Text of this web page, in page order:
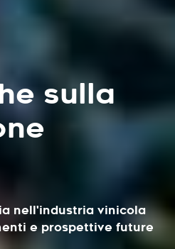
sulla
nell'industria vinicola
e prospettive future